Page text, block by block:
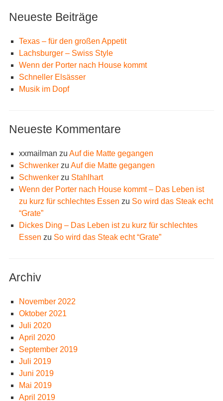
Neueste Beiträge
Texas – für den großen Appetit
Lachsburger – Swiss Style
Wenn der Porter nach House kommt
Schneller Elsässer
Musik im Dopf
Neueste Kommentare
xxmailman zu Auf die Matte gegangen
Schwenkerzu Auf die Matte gegangen
Schwenkerzu Stahlhart
Wenn der Porter nach House kommt – Das Leben ist
zu kurz für schlechtes Essen zu So wird das Steak echt
“Grate”
Dickes Ding – Das Leben ist zu kurz für schlechtes
Essen zu So wird das Steak echt “Grate”
Archiv
November 2022
Oktober 2021
Juli 2020
April 2020
September 2019
Juli 2019
Juni 2019
Mai 2019
April 2019